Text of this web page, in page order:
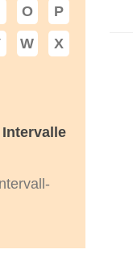
O
P
W
X